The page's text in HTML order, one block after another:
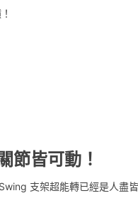
節皆可動！
支架超能轉已經是人盡